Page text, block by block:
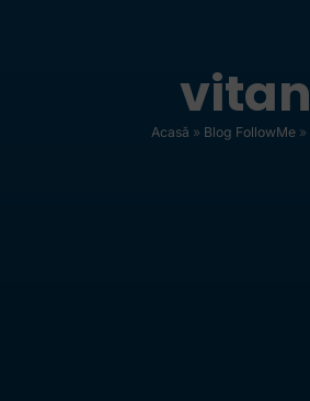
vitan
Acasă » Blog FollowMe»